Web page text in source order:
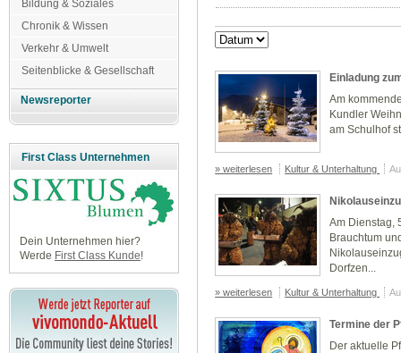
Bildung & Soziales
Chronik & Wissen
Verkehr & Umwelt
Seitenblicke & Gesellschaft
Newsreporter
First Class Unternehmen
Dein Unternehmen hier?
Werde First Class Kunde!
Einladung
Am
Kundler
am Schulhof
» weiterlesen Kultur & Unterhaltung
Am Dienstag,
Brauchtum
Dorfzen...
» weiterlesen Kultur & Unterhaltung
Termine der
Der aktuelle